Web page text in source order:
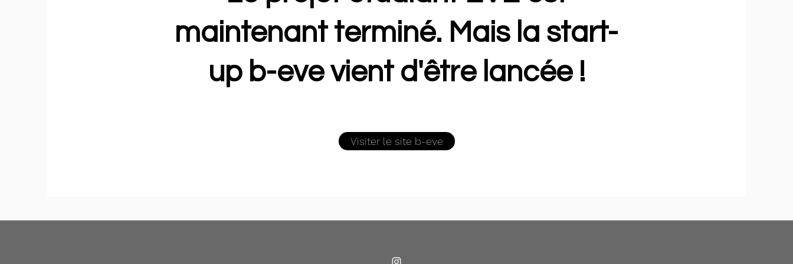
maintenant terminé. Mais la start-
up b-eve vient d'être lancée !
Visiter le site b-eve